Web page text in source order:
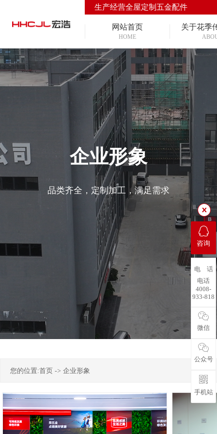
生产经营全屋定制五金配件
网站首页
HOME
关于花季
企业形象
品类齐全，定制加工，满足需求
您的位置:首页 -> 企业形象
咨询
电 话
电话
4008-
933-818
微信
公众号
手机站